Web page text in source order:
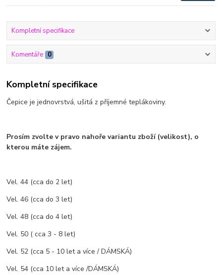
Kompletní specifikace
Komentáře 0
Kompletní specifikace
Čepice je jednovrstvá, ušitá z příjemné teplákoviny.
Prosím zvolte v pravo nahoře variantu zboží (velikost), o
kterou máte zájem.
Vel. 44 (cca do 2 let)
Vel. 46 (cca do 3 let)
Vel. 48 (cca do 4 let)
Vel. 50 ( cca 3 - 8 let)
Vel. 52 (cca 5 - 10 let a více / DÁMSKÁ)
Vel. 54 (cca 10 let a více /DÁMSKÁ)